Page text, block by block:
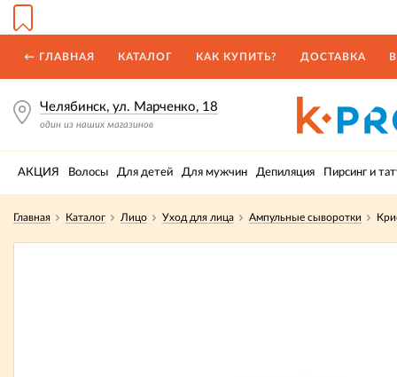
← ГЛАВНАЯ КАТАЛОГ КАК КУПИТЬ? ДОСТАВКА
Челябинск, ул. Марченко, 18
один из наших магазинов
АКЦИЯ Волосы Для детей Для мужчин Депиляция Пирсинг и
Главная Каталог Лицо Уход для лица Ампульные сыворотки